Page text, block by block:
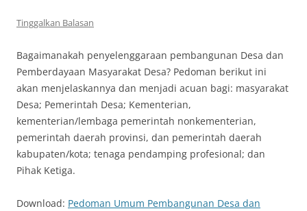
Tinggalkan Balasan
Bagaimanakah penyelenggaraan pembangunan Desa dan
Pemberdayaan Masyarakat Desa? Pedoman berikut ini
akan menjelaskannya dan menjadi acuan bagi: masyarakat
Desa; Pemerintah Desa; Kementerian,
kementerian/lembaga pemerintah nonkementerian,
pemerintah daerah provinsi, dan pemerintah daerah
kabupaten/kota; tenaga pendamping profesional; dan
Pihak Ketiga.
Download: Pedoman Umum Pembangunan Desa dan